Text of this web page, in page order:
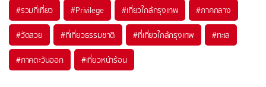
#รวมที่เที่ยว #Privilege #เที่ยวใกล้กรุงเทพ #ภาคกลาง
#วัดสวย #ที่เที่ยวธรรมชาติ #ที่เที่ยวใกล้กรุงเทพ #ทะเล
#ภาคตะวันออก #เที่ยวหน้าร้อน